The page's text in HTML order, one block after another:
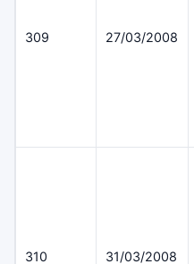
309 27/03/2008
310 31/03/2008